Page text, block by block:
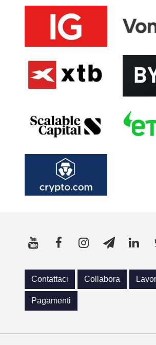
Contattaci Collabora
Pagamenti